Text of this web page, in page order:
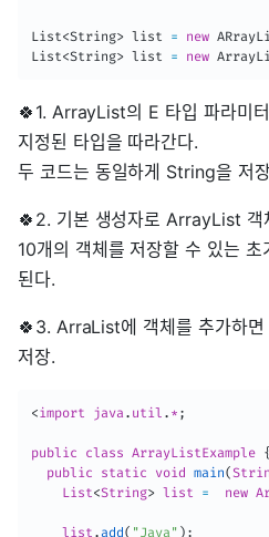
List<String> list = new
List<String> list = new
🍀1. ArrayList의 E 타입 파라미
지정된 타입을 따라간다.
두 코드는 동일하게 String을 저
🍀2. 기본 생성자로 ArrayList 객
10개의 객체를 저장할 수 있는
된다.
🍀3. ArraList에 객체를 추가하
저장.
<import java . util . * ;
public class ArrayListExample {
public
static void main(
List<String> list = new
    list
.add ( "Java" ) ;